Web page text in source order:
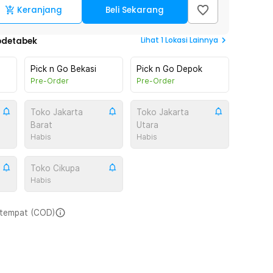
Keranjang Beli Sekarang
Lihat 1Lokasi Lainnya
Pick n Go Bekasi
Pre-Order
Pick n Go Depok
Pre-Order
Toko Jakarta
Barat
Habis
Toko Jakarta
Utara
Habis
Toko Cikupa
Habis
(COD)